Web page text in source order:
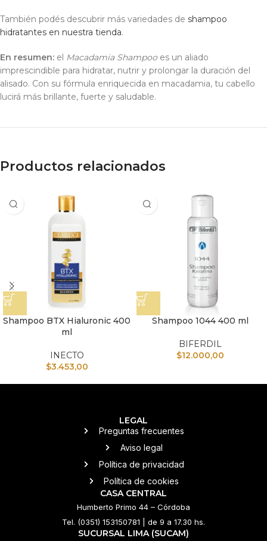
También podés descubrir más variedades de shampoo
hidratantes en nuestra tienda.
En resumen: el Macadamia Shampoo es un aliado
imprescindible para hidratar, nutrir y prolongar la duración del
alisado. Con su fórmula enriquecida en macadamia, tu cabello
lucirá más brillante, fuerte y saludable.
Productos relacionados
Shampoo BTX Hialuronic 400
ml
INECTO
$3.453,00
Shampoo 1044 400 ml
BIFERDIL
$12.000,00
LEGAL
Preguntas frecuentes
Aviso legal
Política de privacidad
Política de cookies
CASA CENTRAL
Humberto Primo 44 – Córdoba
Tel. (0351) 153150781 | de 9 a 17.30 hs.
SUCURSAL LIMA (SUCAM)